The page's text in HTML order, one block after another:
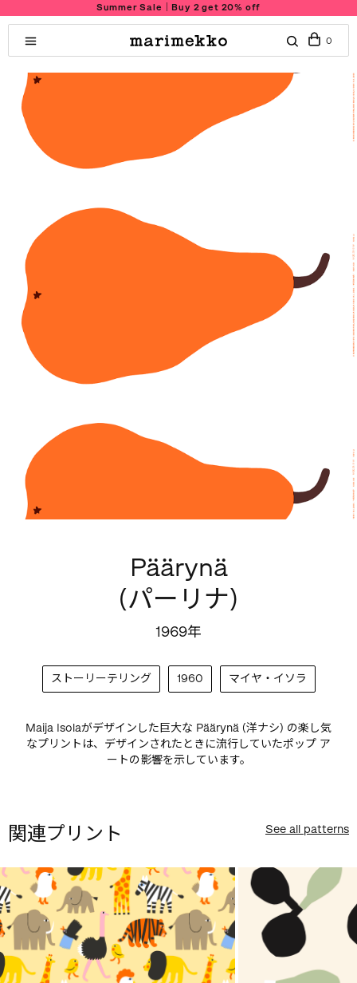
Summer Sale｜Buy 2 get 20% off
0
Päärynä
(パーリナ)
1969年
ストーリーテリング 1960 マイヤ・イソラ
Maija Isolaがデザインした巨大な Päärynä (洋ナシ) の楽し気
なプリントは、デザインされたときに流行していたポップ ア
ートの影響を示しています。
関連プリント See all patterns